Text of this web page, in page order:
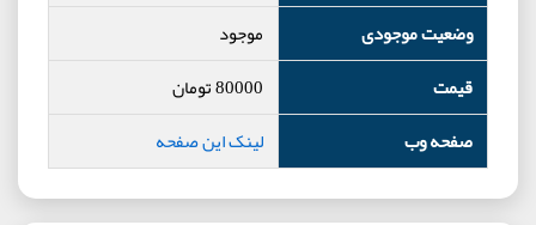
وضعیت موجودی
موجود
قیمت
80000تومان
صفحه وب
لینک این صفحه